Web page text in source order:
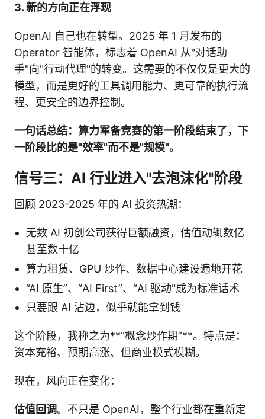
3. 新的方向正在浮现
OpenAI 自己也在转型。2025 年 1 月发布的
Operator 智能体，标志着 OpenAI 从"对话助
手"向"行动代理"的转变。这需要的不仅仅是更大的
模型，而是更好的工具调用能力、更可靠的执行流
程、更安全的边界控制。
一句话总结：算力军备竞赛的第一阶段结束了，下
一阶段比的是"效率"而不是"规模"。
信号三：AI 行业进入"去泡沫化"阶段
回顾 2023-2025 年的 AI 投资热潮：
无数 AI 初创公司获得巨额融资，估值动辄数亿
甚至数十亿
算力租赁、GPU 炒作、数据中心建设遍地开花
“AI 原生”、“AI First”、“AI 驱动"成为标准话术
只要跟 AI 沾边，似乎就能拿到钱
这个阶段，我称之为**“概念炒作期”**。特点是：
资本充裕、预期高涨、但商业模式模糊。
现在，风向正在变化：
估值回调。不只是 OpenAI，整个行业都在重新定